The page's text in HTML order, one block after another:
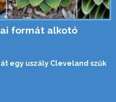
formát alkotó
át egy uszály Cleveland szűk